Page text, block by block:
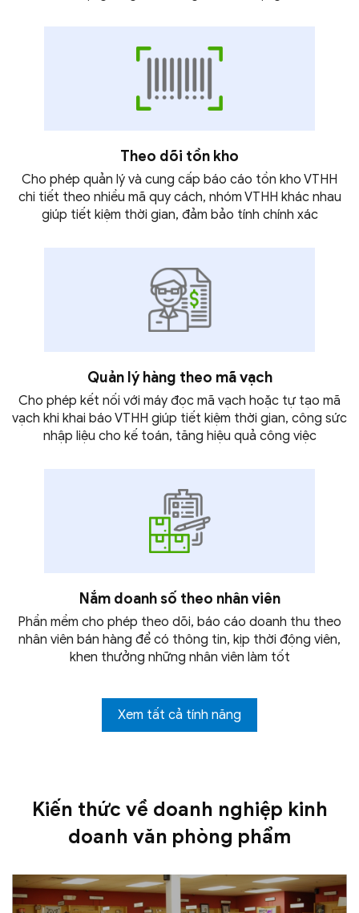
Theo dõi tồn kho
Cho phép quản lý và cung cấp báo cáo tồn kho VTHH
chi tiết theo nhiều mã quy cách, nhóm VTHH khác nhau
giúp tiết kiệm thời gian, đảm bảo tính chính xác
Quản lý hàng theo mã vạch
Cho phép kết nối với máy đọc mã vạch hoặc tự tạo mã
vạch khi khai báo VTHH giúp tiết kiệm thời gian, công sức
nhập liệu cho kế toán, tăng hiệu quả công việc
Nắm doanh số theo nhân viên
Phần mềm cho phép theo dõi, báo cáo doanh thu theo
nhân viên bán hàng để có thông tin, kịp thời động viên,
khen thưởng những nhân viên làm tốt
Xem tất cả tính năng
Kiến thức về doanh nghiệp kinh
doanh văn phòng phẩm